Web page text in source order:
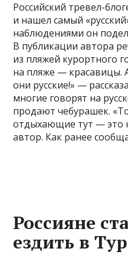
Российский тревел-
и нашел самый
наблюдениями он
В публикации автора
из пляжей курортного
на пляже — красавицы.
они русские!» —
многие говорят на
продают чебурашек.
отдыхающие тут — это
автор. Как ранее
Россияне
ездить в